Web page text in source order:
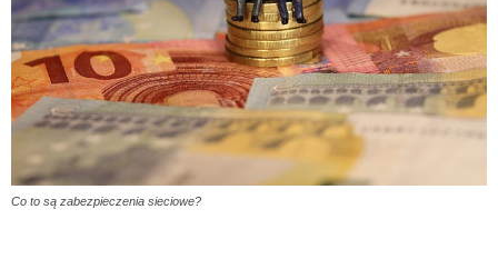
Co to są zabezpieczenia sieciowe?